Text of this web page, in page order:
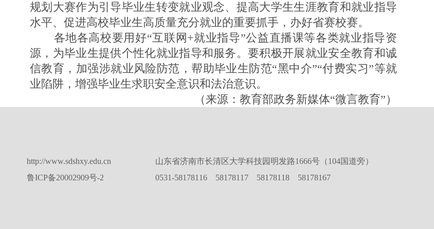
规划大赛作为引导毕业生转变就业观念、提高大学生生涯教育和就业指导
水平、促进高校毕业生高质量充分就业的重要抓手，办好省赛校赛。
各地各高校要用好“互联网+就业指导”公益直播课等各类就业指导资
源，为毕业生提供个性化就业指导和服务。要积极开展就业安全教育和诚
信教育，加强涉就业风险防范，帮助毕业生防范“黑中介”“付费实习”等就
业陷阱，增强毕业生求职安全意识和法治意识。
（来源：教育部政务新媒体“微言教育”）
http://www.sdshxy.edu.cn
鲁ICP备20002909号-2
山东省济南市长清区大学科技园明发路1666号（104国道旁）
0531-58178116 58178117 58178118 58178167